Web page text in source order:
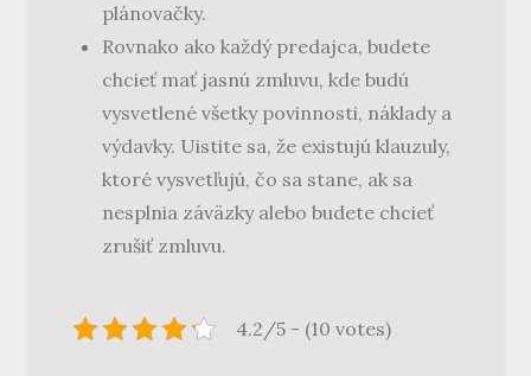
plánovačky.
Rovnako ako každý predajca, budete
chcieť mať jasnú zmluvu, kde budú
vysvetlené všetky povinnosti, náklady a
výdavky. Uistite sa, že existujú klauzuly,
ktoré vysvetľujú, čo sa stane, ak sa
nesplnia záväzky alebo budete chcieť
zrušiť zmluvu.
4.2/5 - (10 votes)